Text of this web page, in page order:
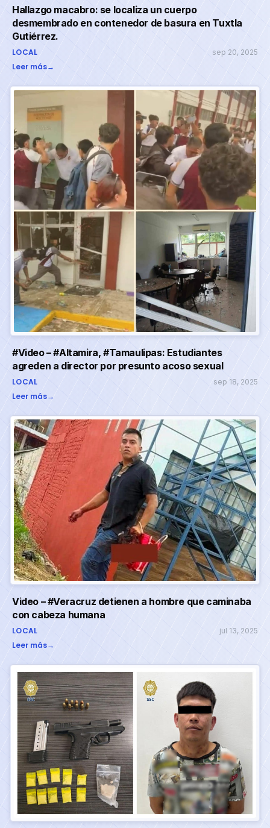
Hallazgo macabro: se localiza un cuerpo
desmembrado en contenedor de basura en Tuxtla
Gutiérrez.
LOCAL sep 20, 2025
Leer más→
#Video – #Altamira, #Tamaulipas: Estudiantes
agreden a director por presunto acoso sexual
LOCAL sep 18, 2025
Leer más→
Video – #Veracruz detienen a hombre que caminaba
con cabeza humana
LOCAL jul 13, 2025
Leer más→